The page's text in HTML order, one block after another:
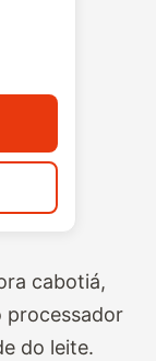
cabotiá,
processador
do leite.